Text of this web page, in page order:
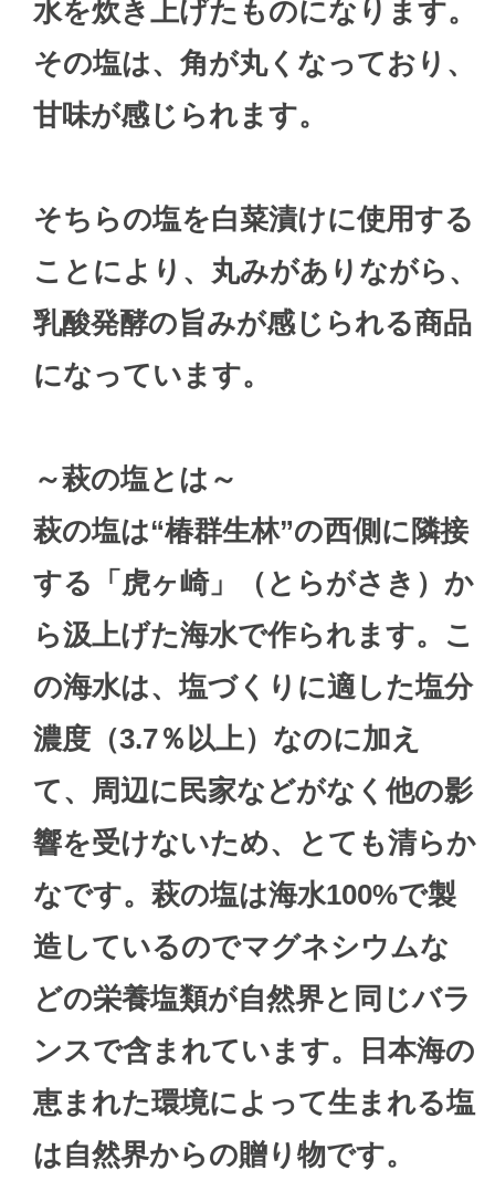
水を炊き上げたものになります。
その塩は、角が丸くなっており、
甘味が感じられます。
そちらの塩を白菜漬けに使用する
ことにより、丸みがありながら、
乳酸発酵の旨みが感じられる商品
になっています。
～萩の塩とは～
萩の塩は“椿群生林”の西側に隣接
する「虎ヶ崎」（とらがさき）か
ら汲上げた海水で作られます。こ
の海水は、塩づくりに適した塩分
濃度（3.7％以上）なのに加え
て、周辺に民家などがなく他の影
響を受けないため、とても清らか
なです。萩の塩は海水100%で製
造しているのでマグネシウムな
どの栄養塩類が自然界と同じバラ
ンスで含まれています。日本海の
恵まれた環境によって生まれる塩
は自然界からの贈り物です。